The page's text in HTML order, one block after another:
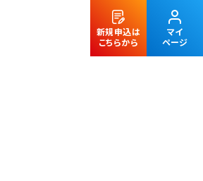
新規申込は
こちらから
マイ
ページ